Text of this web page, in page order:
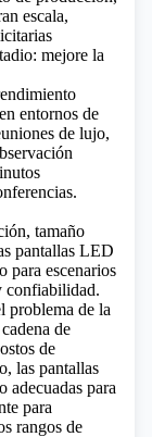
escala,
mejore la
entornos de
de lujo,
tamaño
pantallas LED
para escenarios
confiabilidad.
problema de la
de
de
las pantallas
adecuadas para
para
rangos de